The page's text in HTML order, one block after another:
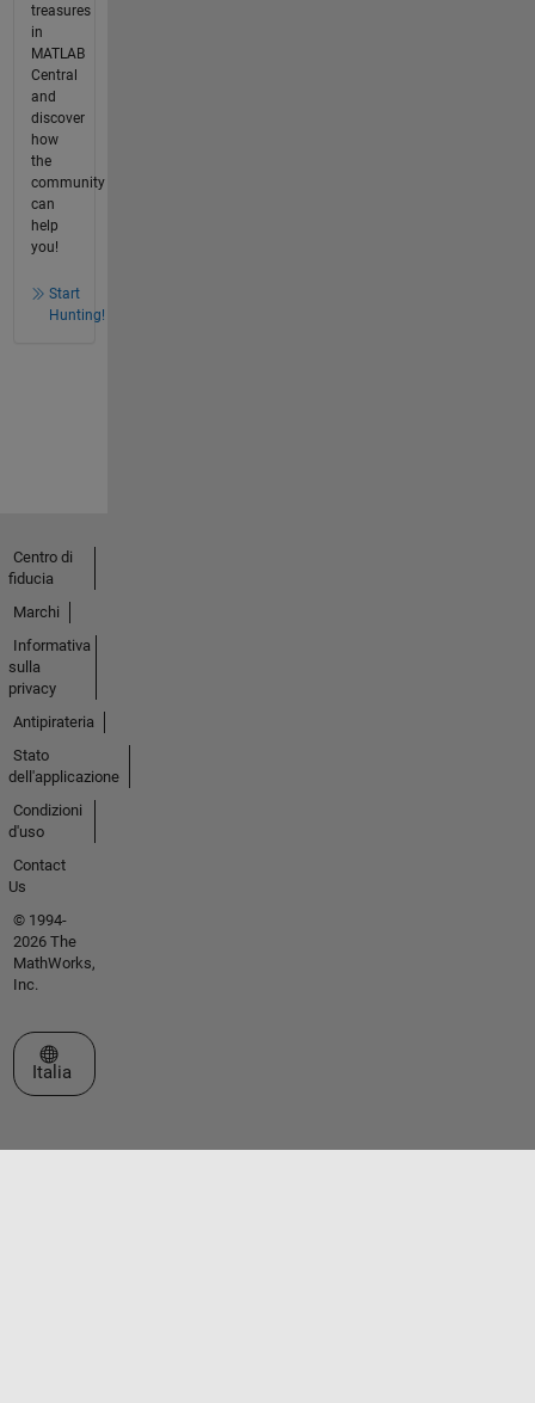
treasures
in
MATLAB
Central
and
discover
how
the
community
can
help
you!
Start
Hunting!
Centro di
fiducia
Marchi
Informativa
sulla
privacy
Antipirateria
Stato
dell'applicazione
Condizioni
d'uso
Contact
Us
© 1994-
2026 The
MathWorks,
Inc.
Seleziona un sito web
Italia